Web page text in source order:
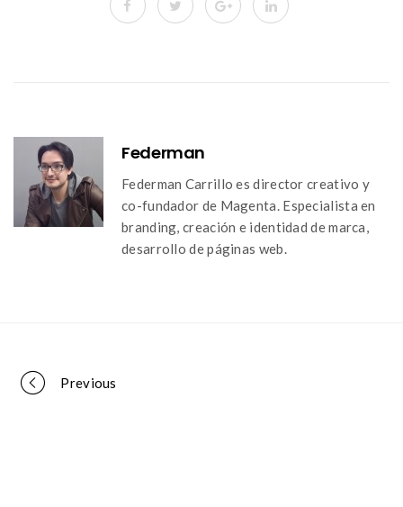
Federman
Federman Carrillo es director creativo y
co-fundador de Magenta. Especialista en
branding, creación e identidad de marca,
desarrollo de páginas web.
Portfolio
Previous